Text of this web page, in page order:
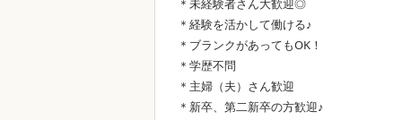
＊未経験者さん大歓迎◎
＊経験を活かして働ける♪
＊ブランクがあってもOK！
＊学歴不問
＊主婦（夫）さん歓迎
＊新卒、第二新卒の方歓迎♪